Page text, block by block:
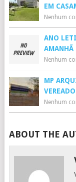
EM
Nenhum
ANO
AMANHÃ
Nenhum
MP
Nenhum
ABOUT THE